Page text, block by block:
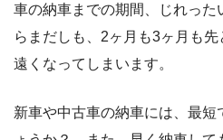
車の納車までの期間、じれった
らまだしも、2ヶ月も3ヶ月も
遠くなってしまいます。
新車や中古車の納車には、最短